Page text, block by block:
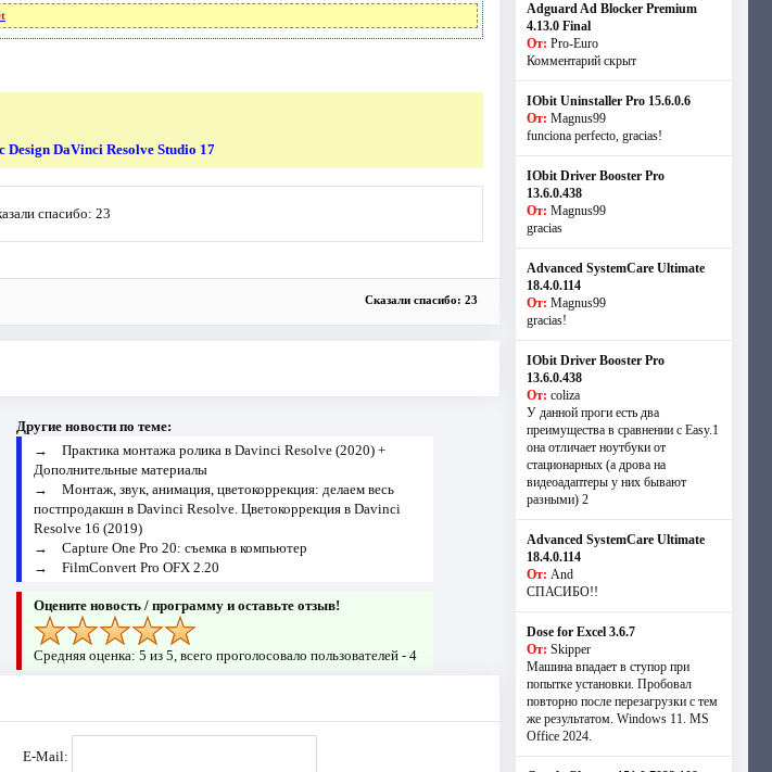
Design DaVinci Resolve Studio 17
спасибо: 23
Сказали спасибо: 23
Другие новости по теме:
→Практика монтажа ролика в Davinci Resolve (2020) +
Дополнительные материалы
→Монтаж, звук, анимация, цветокоррекция: делаем весь
постпродакшн в Davinci Resolve. Цветокоррекция в Davinci
Resolve 16 (2019)
→Capture One Pro 20: съемка в компьютер
→FilmConvert Pro OFX 2.20
Оцените новость / программу и оставьте отзыв!
Средняя оценка:5 из 5, всего проголосовало пользователей -4
E-Mail:
Adguard Ad Blocker Premium
4.13.0 Final
От: Pro-Euro
Комментарий скрыт
IObit Uninstaller Pro 15.6.0.6
От: Magnus99
funciona perfecto, gracias!
IObit Driver Booster Pro
13.6.0.438
От: Magnus99
gracias
Advanced SystemCare Ultimate
18.4.0.114
От: Magnus99
gracias!
IObit Driver Booster Pro
13.6.0.438
От: coliza
У данной проги есть два
преимущества в сравнении с Easy.1
она отличает ноутбуки от
стационарных (а дрова на
видеоадаптеры у них бывают
разными) 2
Advanced SystemCare Ultimate
18.4.0.114
От: And
СПАСИБО!!
Dose for Excel 3.6.7
От: Skipper
Машина впадает в ступор при
попытке установки. Пробовал
повторно после перезагрузки с тем
же результатом. Windows 11. MS
Offiсe 2024.